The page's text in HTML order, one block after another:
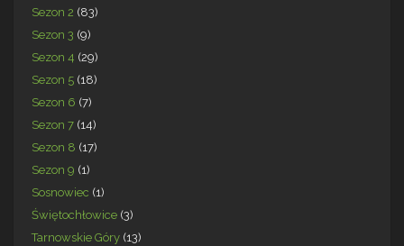
Sezon 2 (83)
Sezon 3 (9)
Sezon 4 (29)
Sezon 5 (18)
Sezon 6 (7)
Sezon 7 (14)
Sezon 8 (17)
Sezon 9 (1)
Sosnowiec (1)
Świętochłowice (3)
Tarnowskie Góry (13)